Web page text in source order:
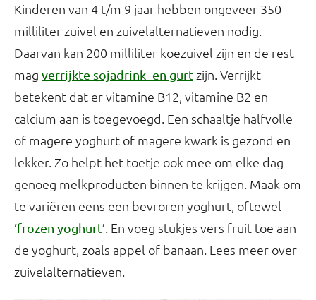
Kinderen van 4 t/m 9 jaar hebben ongeveer 350
milliliter zuivel en zuivelalternatieven nodig.
Daarvan kan 200 milliliter koezuivel zijn en de rest
mag verrijkte sojadrink- en gurt zijn. Verrijkt
betekent dat er vitamine B12, vitamine B2 en
calcium aan is toegevoegd. Een schaaltje halfvolle
of magere yoghurt of magere kwark is gezond en
lekker. Zo helpt het toetje ook mee om elke dag
genoeg melkproducten binnen te krijgen. Maak om
te variëren eens een bevroren yoghurt, oftewel
‘frozen yoghurt’. En voeg stukjes vers fruit toe aan
de yoghurt, zoals appel of banaan. Lees meer over
zuivelalternatieven.